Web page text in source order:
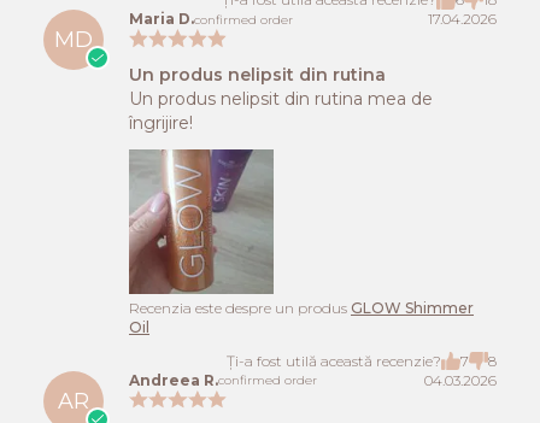
MD
Maria D.confirmed order 17.04.2026
Un produs nelipsit din rutina
Un produs nelipsit din rutina mea de
îngrijire!
Recenzia este despre un produs GLOW Shimmer
Oil
Ți-a fost utilă această recenzie?
7 8
AR
Andreea R.confirmed order 04.03.2026